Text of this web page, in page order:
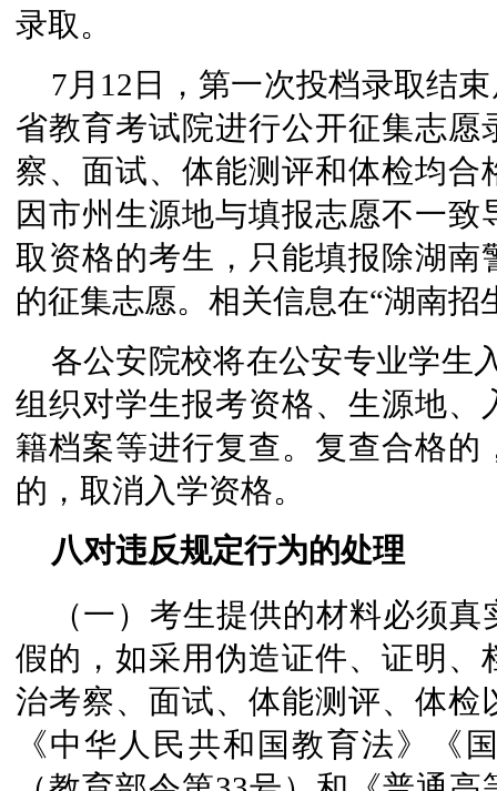
录取。
7月12日，第一次投档录取结
省教育考试院进行公开征集志
察、面试、体能测评和体检均
因市州生源地与填报志愿不一
取资格的考生，只能填报除湖
的征集志愿。相关信息在“湖南招
各公安院校将在公安专业学生
组织对学生报考资格、生源地
籍档案等进行复查。复查合格
的，取消入学资格。
八对违反规定行为的处理
（一）考生提供的材料必须
假的，如采用伪造证件、证明
治考察、面试、体能测评、体
《中华人民共和国教育法》《